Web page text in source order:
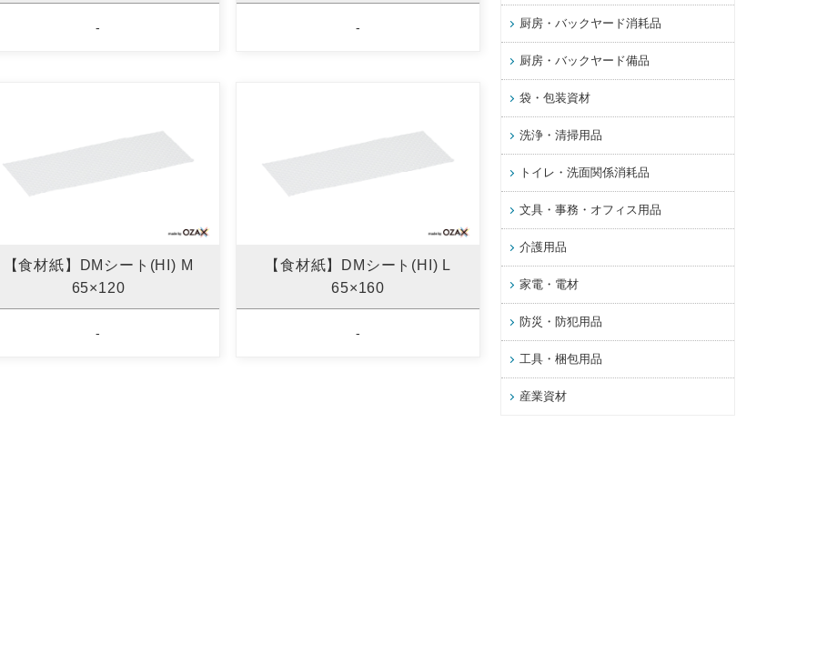
- -
【食材紙】DMシート(HI) M
65×120
-
【食材紙】DMシート(HI) L
65×160
-
厨房・バックヤード消耗品
厨房・バックヤード備品
袋・包装資材
洗浄・清掃用品
トイレ・洗面関係消耗品
文具・事務・オフィス用品
介護用品
家電・電材
防災・防犯用品
工具・梱包用品
産業資材